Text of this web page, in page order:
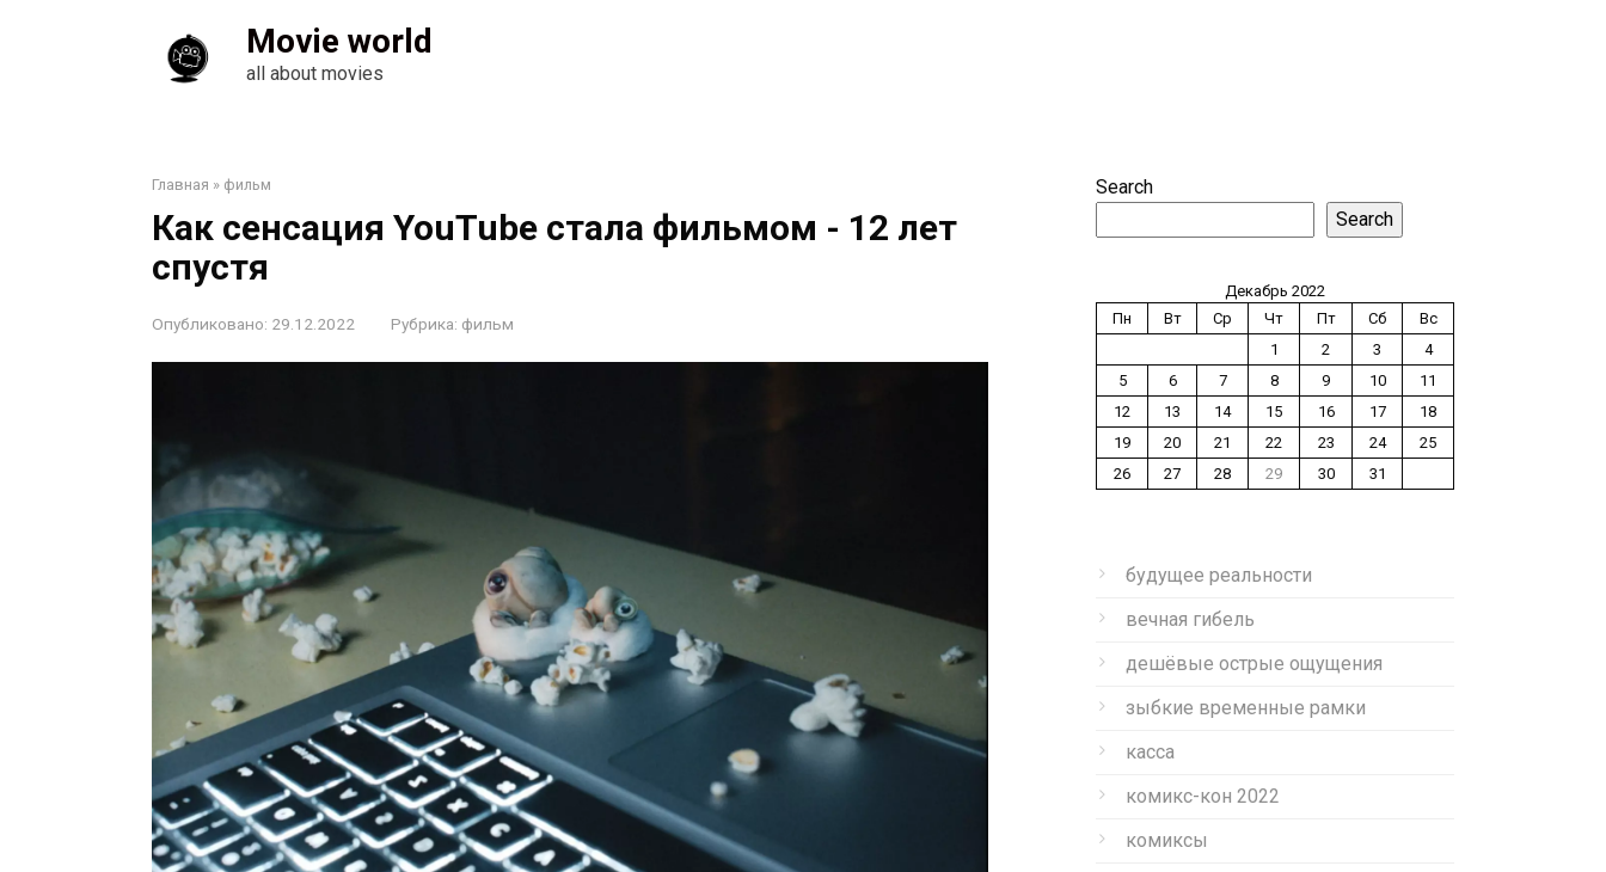
Movie world
all about movies
Главная » фильм
Как сенсация YouTube стала фильмом - 12 лет
спустя
Опубликовано: 29.12.2022 Рубрика: фильм
Search
Search
Декабрь 2022
Пн
Вт Ср Чт Пт Сб
Вс
1
2 3
4
5
6 7 8 9 10
11
12
13 14 15 16 17
18
19
20 21 22 23 24
25
26
27 28 29 30 31
будущее реальности
вечная гибель
дешёвые острые ощущения
зыбкие временные рамки
касса
комикс-кон 2022
комиксы